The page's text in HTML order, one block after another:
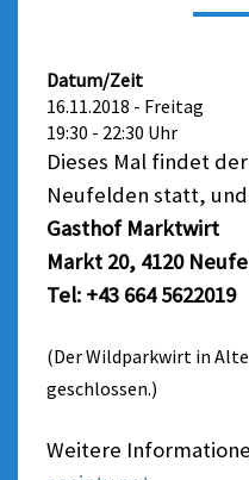
Datum/Zeit
16.11.2018 - Freitag
19:30 - 22:30 Uhr
Dieses Mal findet
Neufelden statt,
Gasthof Marktwirt
Markt 20, 4120
Tel: +43 664 5622019
(Der Wildparkwirt in
geschlossen.)
Weitere